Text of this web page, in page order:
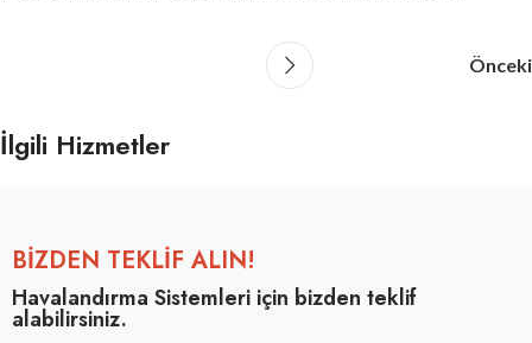
Önceki
İlgili Hizmetler
Leo uteu ullamcorper
BİZDEN TEKLİF ALIN!
Havalandırma Sistemleri için bizden teklif
alabilirsiniz.